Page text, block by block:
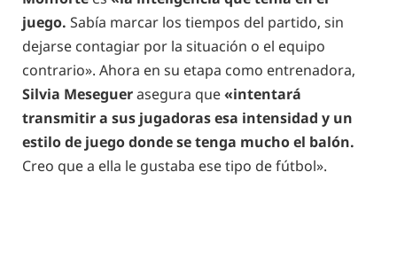
juego. Sabía marcar los tiempos del partido, sin
dejarse contagiar por la situación o el equipo
contrario». Ahora en su etapa como entrenadora,
Silvia Meseguerasegura que«intentará
transmitir a sus jugadoras esa intensidad y un
estilo de juego donde se tenga mucho el balón.
Creo que a ella le gustaba ese tipo de fútbol».